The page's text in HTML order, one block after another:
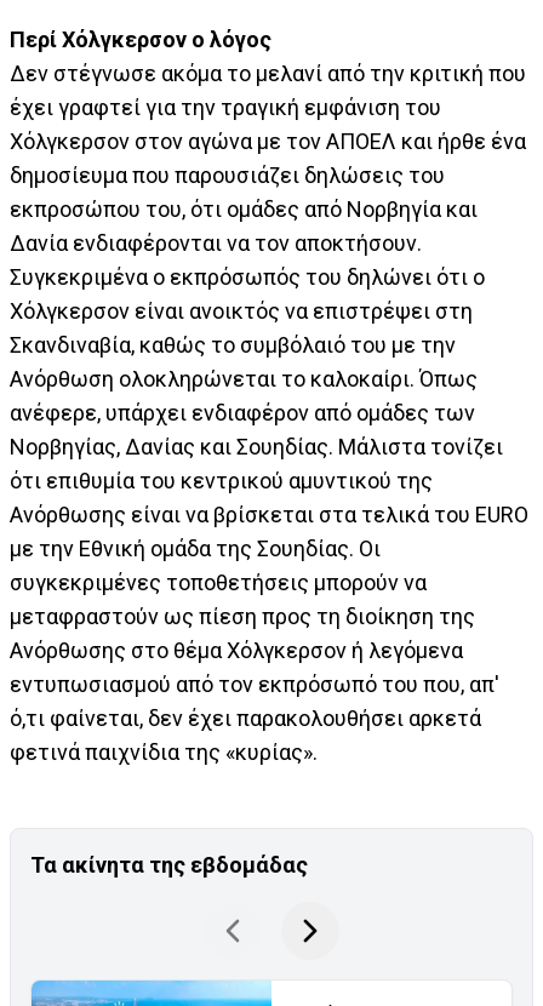
Περί Χόλγκερσον ο λόγος
Δεν στέγνωσε ακόμα το μελανί από την κριτική που
έχει γραφτεί για την τραγική εμφάνιση του
Χόλγκερσον στον αγώνα με τον ΑΠΟΕΛ και ήρθε ένα
δημοσίευμα που παρουσιάζει δηλώσεις του
εκπροσώπου του, ότι ομάδες από Νορβηγία και
Δανία ενδιαφέρονται να τον αποκτήσουν.
Συγκεκριμένα ο εκπρόσωπός του δηλώνει ότι ο
Χόλγκερσον είναι ανοικτός να επιστρέψει στη
Σκανδιναβία, καθώς το συμβόλαιό του με την
Ανόρθωση ολοκληρώνεται το καλοκαίρι. Όπως
ανέφερε, υπάρχει ενδιαφέρον από ομάδες των
Νορβηγίας, Δανίας και Σουηδίας. Μάλιστα τονίζει
ότι επιθυμία του κεντρικού αμυντικού της
Ανόρθωσης είναι να βρίσκεται στα τελικά του EURO
με την Εθνική ομάδα της Σουηδίας. Οι
συγκεκριμένες τοποθετήσεις μπορούν να
μεταφραστούν ως πίεση προς τη διοίκηση της
Ανόρθωσης στο θέμα Χόλγκερσον ή λεγόμενα
εντυπωσιασμού από τον εκπρόσωπό του που, απ'
ό,τι φαίνεται, δεν έχει παρακολουθήσει αρκετά
φετινά παιχνίδια της «κυρίας».
Τα ακίνητα της εβδομάδας